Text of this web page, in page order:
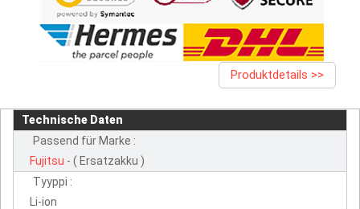
Produktdetails >>
Technische Daten
Passend für Marke :
Fujitsu - ( Ersatzakku )
Tyyppi :
Li-ion